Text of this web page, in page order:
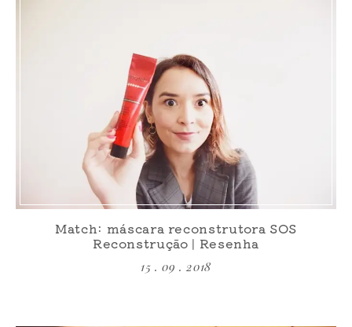
Match: máscara reconstrutora SOS
Reconstrução | Resenha
15 . 09 . 2018